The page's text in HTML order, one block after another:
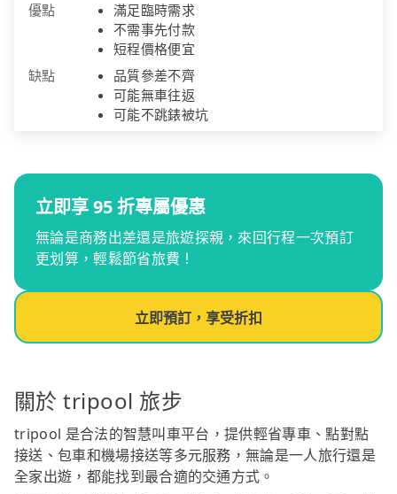
優點
滿足臨時需求
不需事先付款
短程價格便宜
缺點
品質參差不齊
可能無車往返
可能不跳錶被坑
立即享 95 折專屬優惠
無論是商務出差還是旅遊探親，來回行程一次預訂
更划算，輕鬆節省旅費！
立即預訂，享受折扣
關於 tripool 旅步
tripool 是合法的智慧叫車平台，提供輕省專車、點對點
接送、包車和機場接送等多元服務，無論是一人旅行還是
全家出遊，都能找到最合適的交通方式。